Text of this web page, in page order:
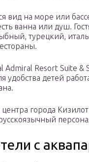
вид на море или
ванна или душ.
турецкий,
Resort Suite &
удобства детей
центра города
с